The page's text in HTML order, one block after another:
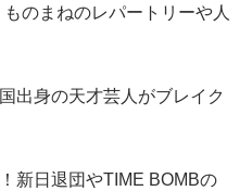
のまねのレパートリーや人
出身の天才芸人がブレイク
新日退団やTIME BOMBの